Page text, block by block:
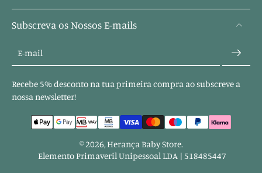
Subscreva os Nossos E-mails
E-mail
Recebe 5% desconto na tua primeira compra ao subscreve a
nossa newsletter!
© 2026,Herança Baby Store.
Elemento Primaveril Unipessoal LDA | 518485447